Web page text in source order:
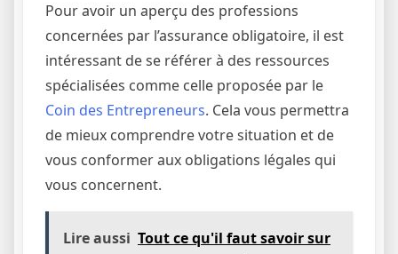
Pour avoir un aperçu des professions
concernées par l’assurance obligatoire, il est
intéressant de se référer à des ressources
spécialisées comme celle proposée par le
Coin des Entrepreneurs. Cela vous permettra
de mieux comprendre votre situation et de
vous conformer aux obligations légales qui
vous concernent.
Lire aussi Tout ce qu'il faut savoir sur